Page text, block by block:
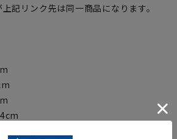
記リンク先は同一商品になります。